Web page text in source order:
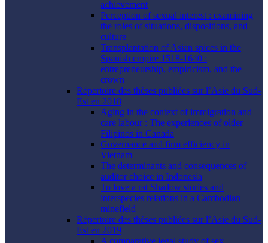
achievement
Perception of sexual interest : examining
the roles of situations, dispositions, and
culture
Transplantation of Asian spices in the
Spanish empire 1518-1640 :
entrepreneurship, empiricism, and the
crown
Répertoire des thèses publiées sur l’Asie du Sud-
Est en 2018
Aging in the context of immigration and
care labour : The experiences of older
Filipinos in Canada
Governance and firm efficiency in
Vietnam
The determinants and consequences of
auditor choice in Indonesia
To love a rat Shadow stories and
interspecies relations in a Cambodian
minefield
Répertoire des thèses publiées sur l’Asie du Sud-
Est en 2019